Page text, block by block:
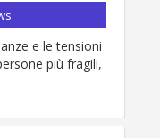
e le tensioni
più fragili,